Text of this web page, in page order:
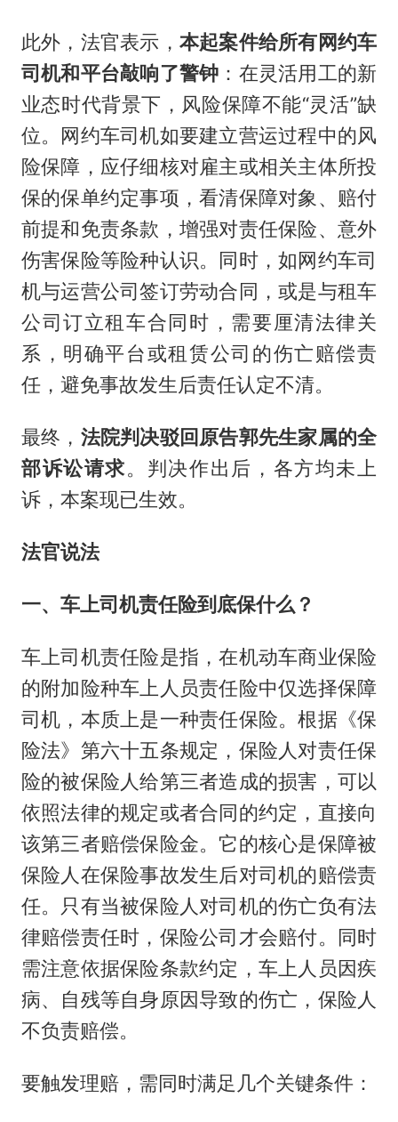
此外，法官表示， 本起案件给所有网约车
司机和平台敲响了警钟 ：在灵活用工的新
业态时代背景下，风险保障不能“灵活”缺
位。网约车司机如要建立营运过程中的风
险保障，应仔细核对雇主或相关主体所投
保的保单约定事项，看清保障对象、赔付
前提和免责条款，增强对责任保险、意外
伤害保险等险种认识。同时，如网约车司
机与运营公司签订劳动合同，或是与租车
公司订立租车合同时，需要厘清法律关
系，明确平台或租赁公司的伤亡赔偿责
任，避免事故发生后责任认定不清。
最终， 法院判决驳回原告郭先生家属的全
部诉讼请求。判决作出后，各方均未上
诉，本案现已生效。
法官说法
一、车上司机责任险到底保什么？
车上司机责任险是指，在机动车商业保险
的附加险种车上人员责任险中仅选择保障
司机，本质上是一种责任保险。根据《保
险法》第六十五条规定，保险人对责任保
险的被保险人给第三者造成的损害，可以
依照法律的规定或者合同的约定，直接向
该第三者赔偿保险金。它的核心是保障被
保险人在保险事故发生后对司机的赔偿责
任。只有当被保险人对司机的伤亡负有法
律赔偿责任时，保险公司才会赔付。同时
需注意依据保险条款约定，车上人员因疾
病、自残等自身原因导致的伤亡，保险人
不负责赔偿。
要触发理赔，需同时满足几个关键条件：